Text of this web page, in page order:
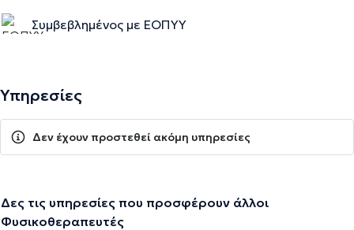
Συμβεβλημένος με ΕΟΠΥΥ
Υπηρεσίες
Δεν έχουν προστεθεί ακόμη υπηρεσίες
Δες τις υπηρεσίες που προσφέρουν άλλοι
Φυσικοθεραπευτές